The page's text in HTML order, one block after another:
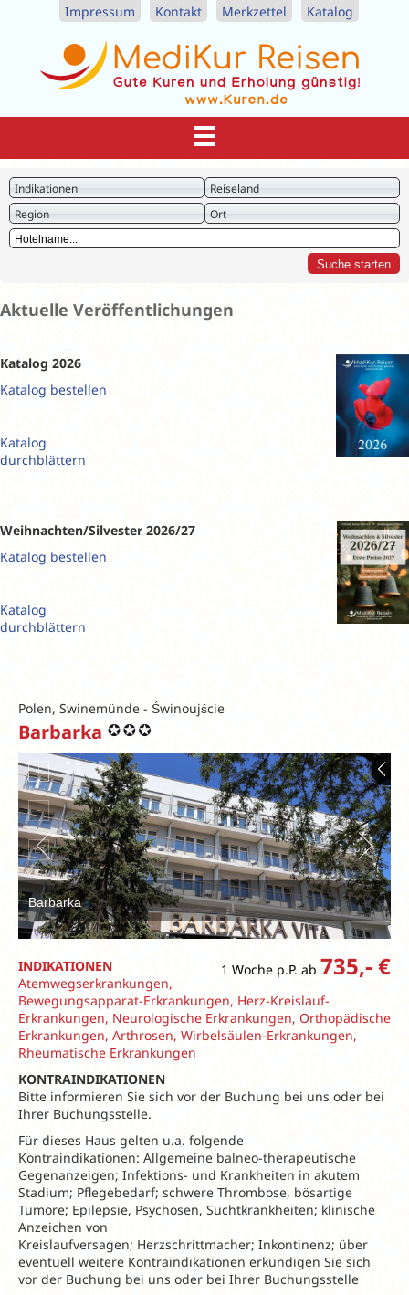
Impressum Kontakt Merkzettel Katalog
Indikationen
Reiseland
Region
Ort
Aktuelle Veröffentlichungen
Katalog 2026
Katalog bestellen
Katalog
durchblättern
Weihnachten/Silvester 2026/27
Katalog bestellen
Katalog
durchblättern
Polen, Swinemünde - Świnoujście
Barbarka
Barbarka
1 Woche p.P. ab 735,- €
INDIKATIONEN
Atemwegserkrankungen,
Bewegungsapparat-Erkrankungen, Herz-Kreislauf-
Erkrankungen, Neurologische Erkrankungen, Orthopädische
Erkrankungen, Arthrosen, Wirbelsäulen-Erkrankungen,
Rheumatische Erkrankungen
KONTRAINDIKATIONEN
Bitte informieren Sie sich vor der Buchung bei uns oder bei
Ihrer Buchungsstelle.
Für dieses Haus gelten u.a. folgende
Kontraindikationen: Allgemeine balneo-therapeutische
Gegenanzeigen; Infektions- und Krankheiten in akutem
Stadium; Pflegebedarf; schwere Thrombose, bösartige
Tumore; Epilepsie, Psychosen, Suchtkrankheiten; klinische
Anzeichen von
Kreislaufversagen; Herzschrittmacher; Inkontinenz; über
eventuell weitere Kontraindikationen erkundigen Sie sich
vor der Buchung bei uns oder bei Ihrer Buchungsstelle